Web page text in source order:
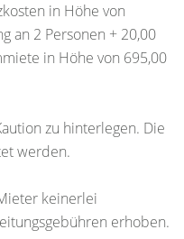
in Höhe von
an 2 Personen + 20,00
in Höhe von 695,00
zu hinterlegen. Die
werden.
keinerlei
erhoben.